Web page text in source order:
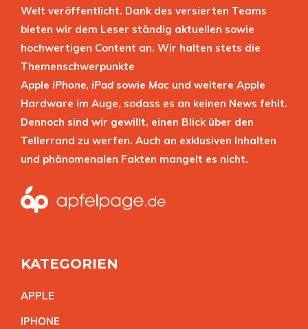
Welt veröffentlicht. Dank des versierten Teams
bieten wir dem Leser ständig aktuellen sowie
hochwertigen Content an. Wir halten stets die
Themenschwerpunkte
Apple iPhone, iPad sowie Mac und weitere Apple
Hardware im Auge, sodass es an keinen News fehlt.
Dennoch sind wir gewillt, einen Blick über den
Tellerrand zu werfen. Auch an exklusiven Inhalten
und phänomenalen Fakten mangelt es nicht.
KATEGORIEN
APPLE
IPHONE